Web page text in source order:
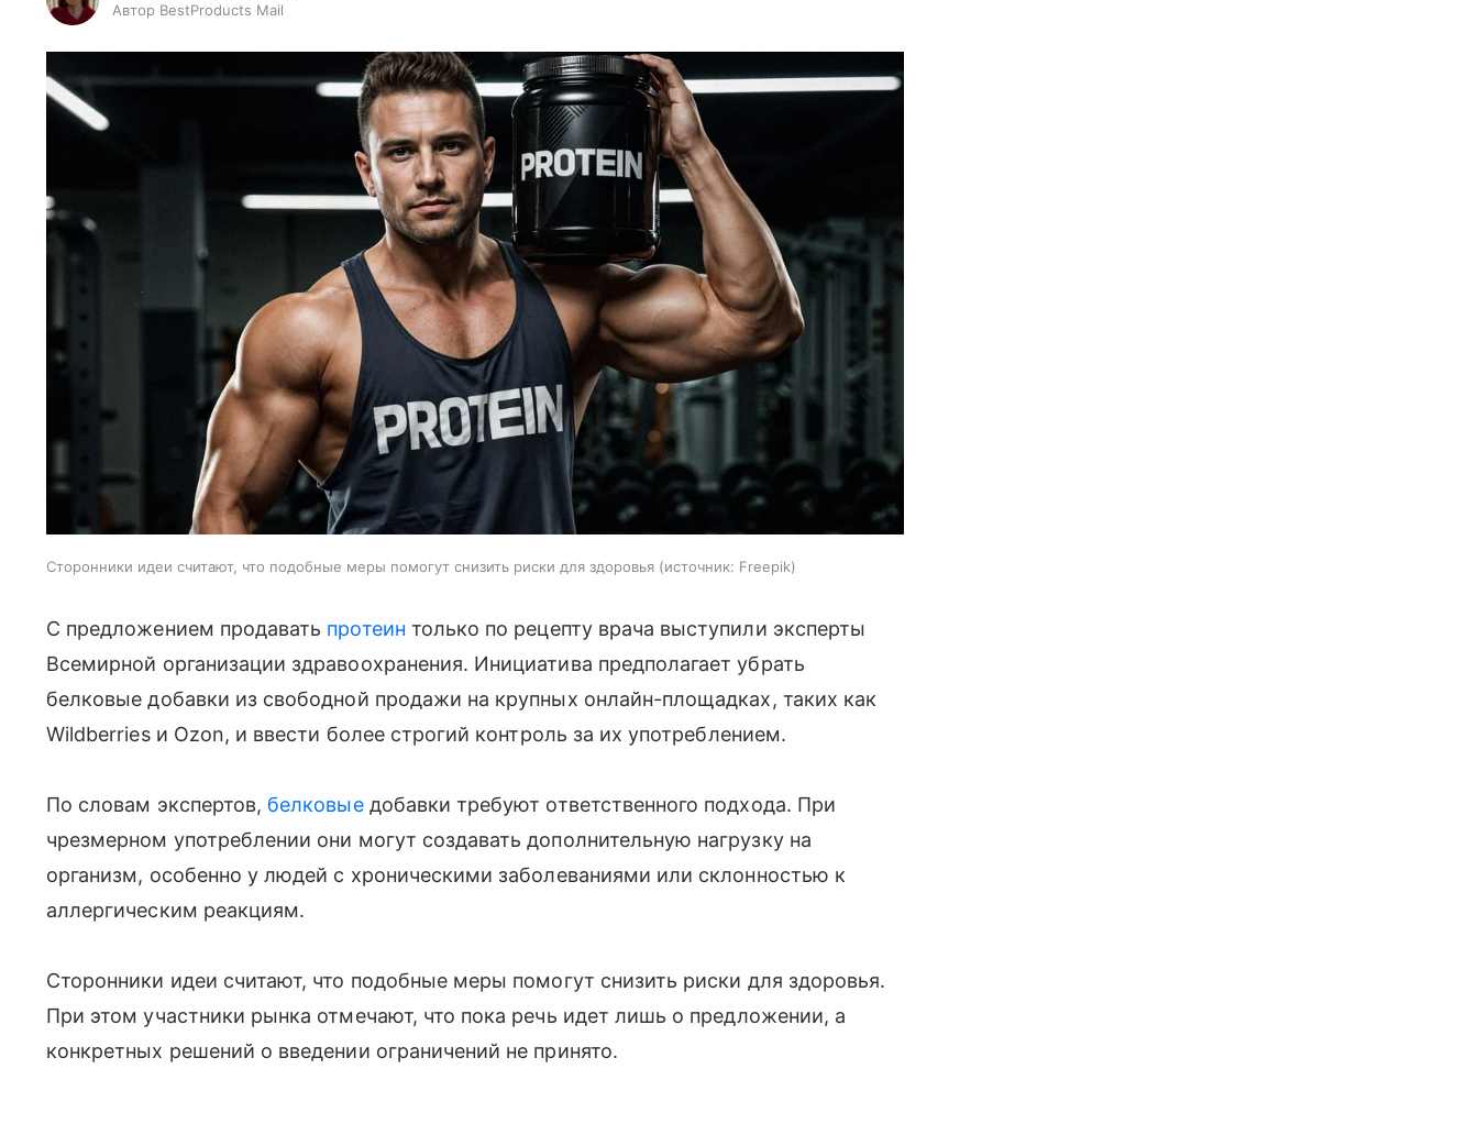
Автор BestProducts Mail
Сторонники идеи считают, что подобные меры помогут снизить риски для здоровья источник: Freepik
С предложением продавать протеин только по рецепту врача выступили эксперты
Всемирной организации здравоохранения. Инициатива предполагает убрать
белковые добавки из свободной продажи на крупных онлайн-площадках, таких как
Wildberries и Ozon, и ввести более строгий контроль за их употреблением.
По словам экспертов, белковыедобавки требуют ответственного подхода. При
чрезмерном употреблении они могут создавать дополнительную нагрузку на
организм, особенно у людей с хроническими заболеваниями или склонностью к
аллергическим реакциям.
Сторонники идеи считают, что подобные меры помогут снизить риски для здоровья.
При этом участники рынка отмечают, что пока речь идет лишь о предложении, а
конкретных решений о введении ограничений не принято.